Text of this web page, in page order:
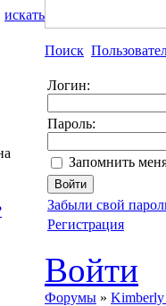
искать
Поиск
Логин:
Пароль:
Запомнить
Забыли свой
Регистрация
Войти
Форумы »